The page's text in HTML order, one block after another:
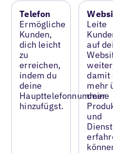
Telefon
Ermögliche
Kunden,
dich leicht
zu
erreichen,
indem du
deine
Haupttelefonnummer
hinzufügst.
Leite
auf
damit
mehr
deine
und